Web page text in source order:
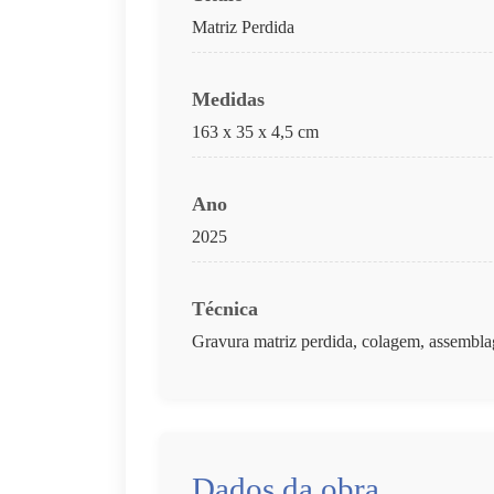
Matriz Perdida
Medidas
163 x 35 x 4,5 cm
Ano
2025
Técnica
Gravura matriz perdida, colagem,